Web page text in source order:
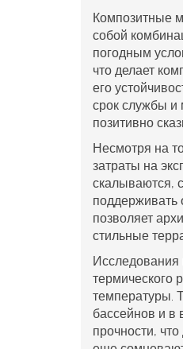
Композитные
собой
погодным
что делает
его
срок службы и
позитивно
Несмотря на
затраты на
скалываются,
поддерживать
позволяет
стильные
термического
температуры.
бассейнов и в
прочности,